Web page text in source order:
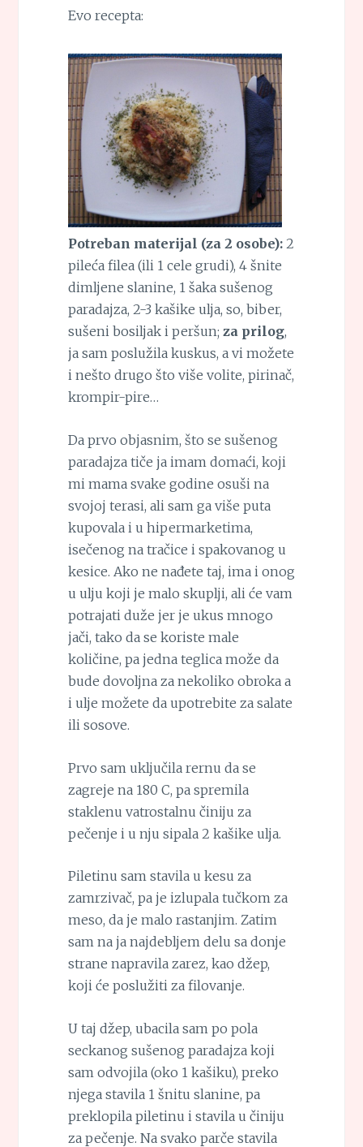
Evo recepta:
Potreban materijal (za 2 osobe):2
pileća filea (ili 1 cele grudi), 4 šnite
dimljene slanine, 1 šaka sušenog
paradajza, 2-3 kašike ulja, so, biber,
sušeni bosiljak i peršun; za prilog,
ja sam poslužila kuskus, a vi možete
i nešto drugo što više volite, pirinač,
krompir-pire…
Da prvo objasnim, što se sušenog
paradajza tiče ja imam domaći, koji
mi mama svake godine osuši na
svojoj terasi, ali sam ga više puta
kupovala i u hipermarketima,
isečenog na tračice i spakovanog u
kesice. Ako ne nađete taj, ima i onog
u ulju koji je malo skuplji, ali će vam
potrajati duže jer je ukus mnogo
jači, tako da se koriste male
količine, pa jedna teglica može da
bude dovoljna za nekoliko obroka a
i ulje možete da upotrebite za salate
ili sosove.
Prvo sam uključila rernu da se
zagreje na 180 C, pa spremila
staklenu vatrostalnu činiju za
pečenje i u nju sipala 2 kašike ulja.
Piletinu sam stavila u kesu za
zamrzivač, pa je izlupala tučkom za
meso, da je malo rastanjim. Zatim
sam na ja najdebljem delu sa donje
strane napravila zarez, kao džep,
koji će poslužiti za filovanje.
U taj džep, ubacila sam po pola
seckanog sušenog paradajza koji
sam odvojila (oko 1 kašiku), preko
njega stavila 1 šnitu slanine, pa
preklopila piletinu i stavila u činiju
za pečenje. Na svako parče stavila